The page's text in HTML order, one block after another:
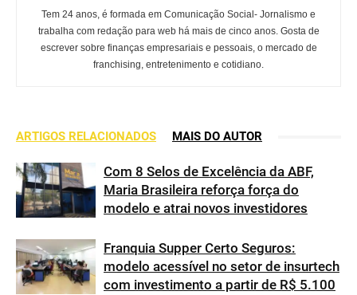
Tem 24 anos, é formada em Comunicação Social- Jornalismo e
trabalha com redação para web há mais de cinco anos. Gosta de
escrever sobre finanças empresariais e pessoais, o mercado de
franchising, entretenimento e cotidiano.
ARTIGOS RELACIONADOS MAIS DO AUTOR
Com 8 Selos de Excelência da ABF,
Maria Brasileira reforça força do
modelo e atrai novos investidores
Franquia Supper Certo Seguros:
modelo acessível no setor de insurtech
com investimento a partir de R$ 5.100